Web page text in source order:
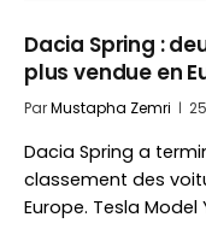
Dacia Spring :
plus vendue en
ParMustapha Zemri
Dacia Spring a
classement des
Europe. Tesla Model